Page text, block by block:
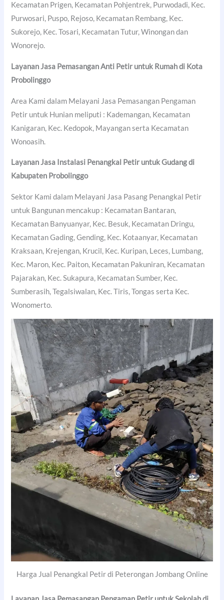
Kecamatan Prigen, Kecamatan Pohjentrek, Purwodadi, Kec.
Purwosari, Puspo, Rejoso, Kecamatan Rembang, Kec.
Sukorejo, Kec. Tosari, Kecamatan Tutur, Winongan dan
Wonorejo.
Layanan Jasa Pemasangan Anti Petir untuk Rumah di Kota
Probolinggo
Area Kami dalam Melayani Jasa Pemasangan Pengaman
Petir untuk Hunian meliputi : Kademangan, Kecamatan
Kanigaran, Kec. Kedopok, Mayangan serta Kecamatan
Wonoasih.
Layanan Jasa Instalasi Penangkal Petir untuk Gudang di
Kabupaten Probolinggo
Sektor Kami dalam Melayani Jasa Pasang Penangkal Petir
untuk Bangunan mencakup : Kecamatan Bantaran,
Kecamatan Banyuanyar, Kec. Besuk, Kecamatan Dringu,
Kecamatan Gading, Gending, Kec. Kotaanyar, Kecamatan
Kraksaan, Krejengan, Krucil, Kec. Kuripan, Leces, Lumbang,
Kec. Maron, Kec. Paiton, Kecamatan Pakuniran, Kecamatan
Pajarakan, Kec. Sukapura, Kecamatan Sumber, Kec.
Sumberasih, Tegalsiwalan, Kec. Tiris, Tongas serta Kec.
Wonomerto.
Harga Jual Penangkal Petir di Peterongan Jombang Online